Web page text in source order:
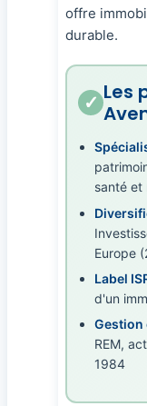
offre
durable.
Les
santé et
Europe
Label
d'un
Gestion
REM,
1984